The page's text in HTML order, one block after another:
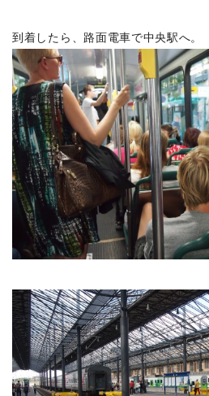
到着したら、路面電車で中央駅へ。